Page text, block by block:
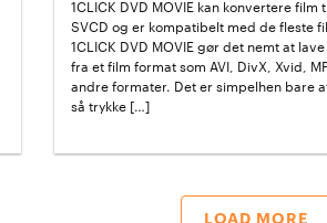
1CLICK DVD MOVIE kan konvertere film
SVCD og er kompatibelt med de fleste
1CLICK DVD MOVIE gør det nemt at
fra et film format som AVI, DivX, Xvid,
andre formater. Det er simpelhen bare
så trykke […]
LOAD MORE